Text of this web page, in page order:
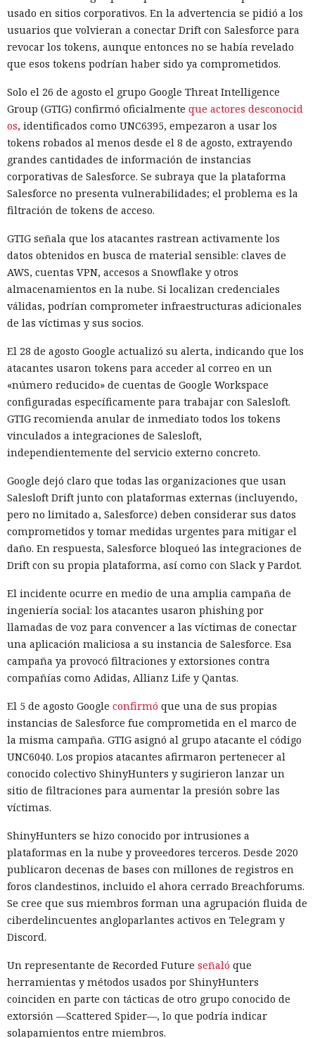
usado en sitios corporativos. En la advertencia se pidió a los
usuarios que volvieran a conectar Drift con Salesforce para
revocar los tokens, aunque entonces no se había revelado
que esos tokens podrían haber sido ya comprometidos.
Solo el 26 de agosto el grupo Google Threat Intelligence
Group (GTIG) confirmó oficialmente que actores desconocid
os, identificados como UNC6395, empezaron a usar los
tokens robados al menos desde el 8 de agosto, extrayendo
grandes cantidades de información de instancias
corporativas de Salesforce. Se subraya que la plataforma
Salesforce no presenta vulnerabilidades; el problema es la
filtración de tokens de acceso.
GTIG señala que los atacantes rastrean activamente los
datos obtenidos en busca de material sensible: claves de
AWS, cuentas VPN, accesos a Snowflake y otros
almacenamientos en la nube. Si localizan credenciales
válidas, podrían comprometer infraestructuras adicionales
de las víctimas y sus socios.
El 28 de agosto Google actualizó su alerta, indicando que los
atacantes usaron tokens para acceder al correo en un
«número reducido» de cuentas de Google Workspace
configuradas específicamente para trabajar con Salesloft.
GTIG recomienda anular de inmediato todos los tokens
vinculados a integraciones de Salesloft,
independientemente del servicio externo concreto.
Google dejó claro que todas las organizaciones que usan
Salesloft Drift junto con plataformas externas (incluyendo,
pero no limitado a, Salesforce) deben considerar sus datos
comprometidos y tomar medidas urgentes para mitigar el
daño. En respuesta, Salesforce bloqueó las integraciones de
Drift con su propia plataforma, así como con Slack y Pardot.
El incidente ocurre en medio de una amplia campaña de
ingeniería social: los atacantes usaron phishing por
llamadas de voz para convencer a las víctimas de conectar
una aplicación maliciosa a su instancia de Salesforce. Esa
campaña ya provocó filtraciones y extorsiones contra
compañías como Adidas, Allianz Life y Qantas.
El 5 de agosto Google confirmó que una de sus propias
instancias de Salesforce fue comprometida en el marco de
la misma campaña. GTIG asignó al grupo atacante el código
UNC6040. Los propios atacantes afirmaron pertenecer al
conocido colectivo ShinyHunters y sugirieron lanzar un
sitio de filtraciones para aumentar la presión sobre las
víctimas.
ShinyHunters se hizo conocido por intrusiones a
plataformas en la nube y proveedores terceros. Desde 2020
publicaron decenas de bases con millones de registros en
foros clandestinos, incluido el ahora cerrado Breachforums.
Se cree que sus miembros forman una agrupación fluida de
ciberdelincuentes angloparlantes activos en Telegram y
Discord.
Un representante de Recorded Future señaló que
herramientas y métodos usados por ShinyHunters
coinciden en parte con tácticas de otro grupo conocido de
extorsión —Scattered Spider—, lo que podría indicar
solapamientos entre miembros.